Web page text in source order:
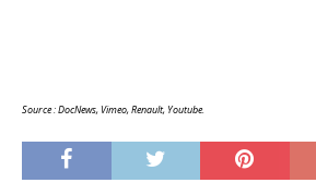
Source : DocNews, Vimeo, Renault, Youtube.